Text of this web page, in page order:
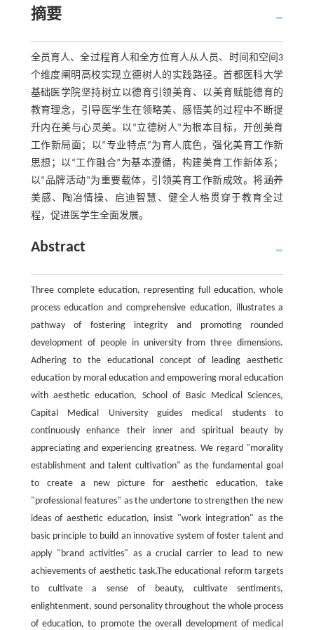
摘要
全员育人、全过程育人和全方位育人从人员、时间和空间3
个维度阐明高校实现立德树人的实践路径。首都医科大学
基础医学院坚持树立以德育引领美育、以美育赋能德育的
教育理念，引导医学生在领略美、感悟美的过程中不断提
升内在美与心灵美。以“立德树人”为根本目标，开创美育
工作新局面；以“专业特点”为育人底色，强化美育工作新
思想；以“工作融合”为基本遵循，构建美育工作新体系；
以“品牌活动”为重要载体，引领美育工作新成效。将涵养
美感、陶冶情操、启迪智慧、健全人格贯穿于教育全过
程，促进医学生全面发展。
Abstract
Three complete education, representing full education, whole
process education and comprehensive education, illustrates a
pathway of fostering integrity and promoting rounded
development of people in university from three dimensions.
Adhering to the educational concept of leading aesthetic
education by moral education and empowering moral education
with aesthetic education, School of Basic Medical Sciences,
Capital Medical University guides medical students to
continuously enhance their inner and spiritual beauty by
appreciating and experiencing greatness. We regard "morality
establishment and talent cultivation" as the fundamental goal
to create a new picture for aesthetic education, take
"professional features" as the undertone to strengthen the new
ideas of aesthetic education, insist "work integration" as the
basic principle to build an innovative system of foster talent and
apply "brand activities" as a crucial carrier to lead to new
achievements of aesthetic task.The educational reform targets
to cultivate a sense of beauty, cultivate sentiments,
enlightenment, sound personality throughout the whole process
of education, to promote the overall development of medical